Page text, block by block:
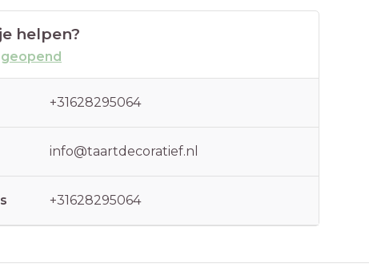
helpen?
geopend
+31628295064
info@taartdecoratief.nl
+31628295064